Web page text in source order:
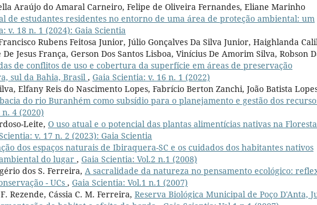
Araújo do Amaral Carneiro, Felipe de Oliveira Fernandes, Eliane Marinho
de estudantes residentes no entorno de uma área de proteção ambiental: um
v. 18 n. 1 (2024): Gaia Scientia
Rubens Feitosa Junior, Júlio Gonçalves Da Silva Junior, Haighlanda
Jesus França, Gerson Dos Santos Lisboa, Vinícius De Amorim Silva, Robson
de conflitos de uso e cobertura da superfície em áreas de preservação
sul da Bahia, Brasil , Gaia Scientia: v. 16 n. 1 (2022)
Elfany Reis do Nascimento Lopes, Fabrício Berton Zanchi, João Batista
do rio Buranhém como subsídio para o planejamento e gestão dos
4 (2020)
Leite, O uso atual e o potencial das plantas alimentícias nativas na Floresta
v. 17 n. 2 (2023): Gaia Scientia
dos espaços naturais de Ibiraquera-SC e os cuidados dos habitantes nativos
do lugar , Gaia Scientia: Vol.2 n.1 (2008)
dos S. Ferreira, A sacralidade da natureza no pensamento ecológico:
- UCs , Gaia Scientia: Vol.1 n.1 (2007)
Rezende, Cássia C. M. Ferreira, Reserva Biológica Municipal de Poço D'Anta,